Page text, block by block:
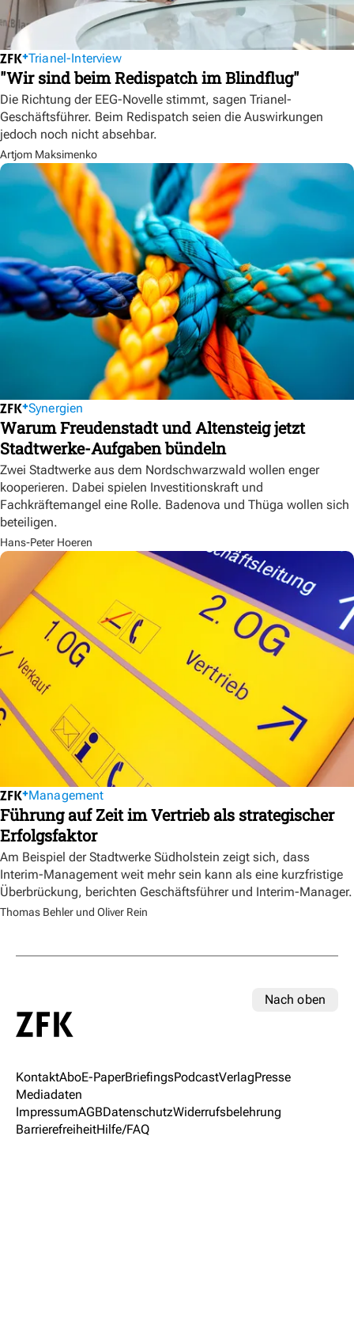
Trianel-Interview
"Wir sind beim Redispatch im Blindflug"
Die Richtung der EEG-Novelle stimmt, sagen Trianel-
Geschäftsführer. Beim Redispatch seien die Auswirkungen
jedoch noch nicht absehbar.
Artjom Maksimenko
Synergien
Warum Freudenstadt und Altensteig jetzt
Stadtwerke-Aufgaben bündeln
Zwei Stadtwerke aus dem Nordschwarzwald wollen enger
kooperieren. Dabei spielen Investitionskraft und
Fachkräftemangel eine Rolle. Badenova und Thüga wollen sich
beteiligen.
Hans-Peter Hoeren
Management
Führung auf Zeit im Vertrieb als strategischer
Erfolgsfaktor
Am Beispiel der Stadtwerke Südholstein zeigt sich, dass
Interim-Management weit mehr sein kann als eine kurzfristige
Überbrückung, berichten Geschäftsführer und Interim-Manager.
Thomas Behler und Oliver Rein
Nach oben
KontaktAboE-PaperBriefingsPodcastVerlagPresse
Mediadaten
ImpressumAGBDatenschutzWiderrufsbelehrung
BarrierefreiheitHilfe/FAQ